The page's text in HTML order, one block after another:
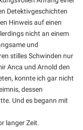
Detektivgeschichten
Hinweis auf einen
nicht an einem
und
stilles Schwinden nur
Anca und Arnold den
konnte ich gar nicht
dessen
Und es begann mit
langer Zeit.